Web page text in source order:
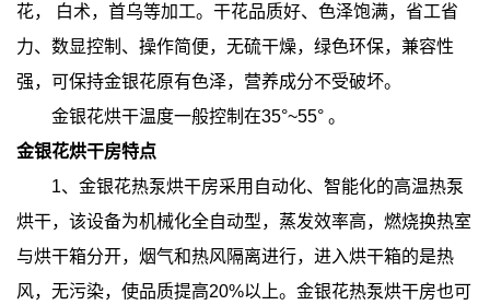
花， 白术，首乌等加工。干花品质好、色泽饱满，省工省
力、数显控制、操作简便，无硫干燥，绿色环保，兼容性
强，可保持金银花原有色泽，营养成分不受破坏。
金银花烘干温度一般控制在35°~55° 。
金银花烘干房特点
1、金银花热泵烘干房采用自动化、智能化的高温热泵
烘干，该设备为机械化全自动型，蒸发效率高，燃烧换热室
与烘干箱分开，烟气和热风隔离进行，进入烘干箱的是热
风，无污染，使品质提高20%以上。金银花热泵烘干房也可